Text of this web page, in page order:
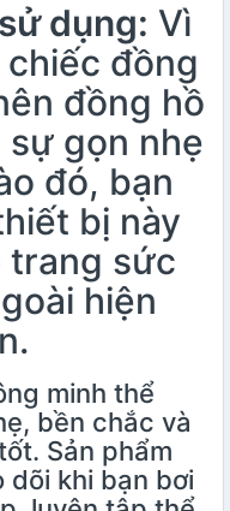
dụng: Vì
đồng
đồng hồ
gọn nhẹ
đó, bạn
bị này
trang sức
hiện
minh thể
bền chắc và
Sản phẩm
dõi khi bạn bơi